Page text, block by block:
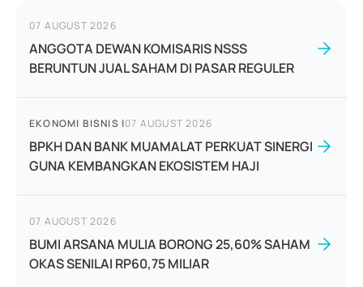
07 AUGUST 2026
ANGGOTA DEWAN KOMISARIS NSSS
BERUNTUN JUAL SAHAM DI PASAR REGULER
EKONOMI BISNIS |07 AUGUST 2026
BPKH DAN BANK MUAMALAT PERKUAT SINERGI
GUNA KEMBANGKAN EKOSISTEM HAJI
07 AUGUST 2026
BUMI ARSANA MULIA BORONG 25,60% SAHAM
OKAS SENILAI RP60,75 MILIAR